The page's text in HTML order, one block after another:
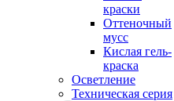
краски
Оттеночный
мусс
Кислая гель-
краска
Осветление
Техническая серия